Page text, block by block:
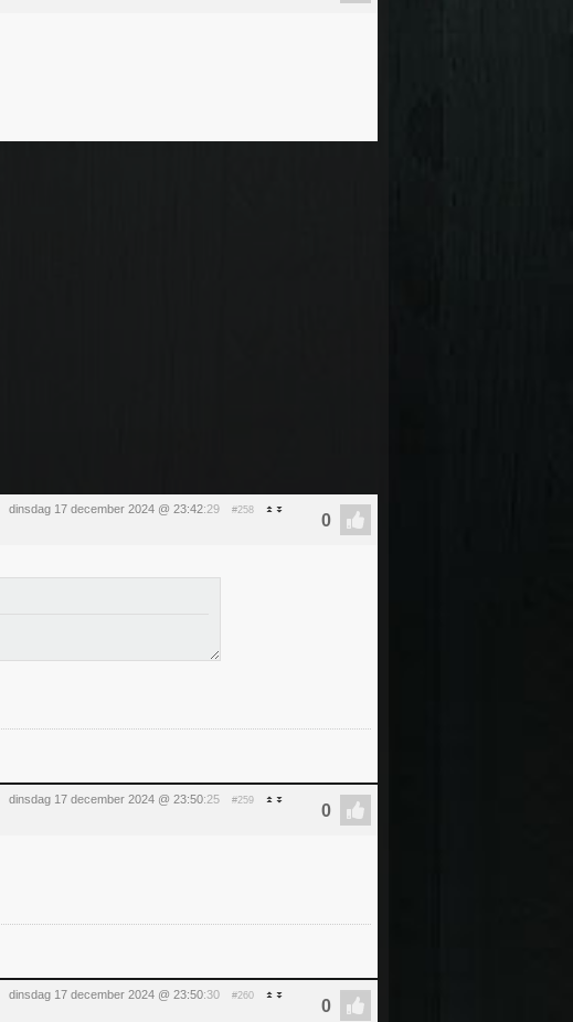
dinsdag 17 december 2024 @ 23:42:29 #258
dinsdag 17 december 2024 @ 23:50:25 #259
dinsdag 17 december 2024 @ 23:50:30 #260